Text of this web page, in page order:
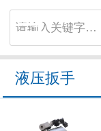
请输入关键字…
液压扳手